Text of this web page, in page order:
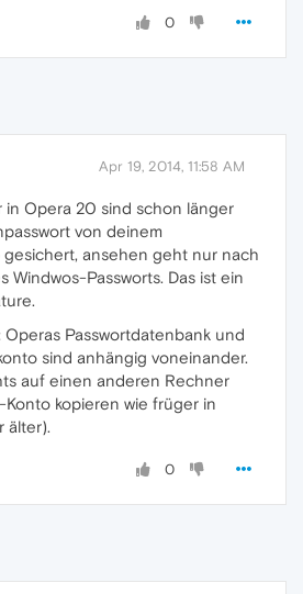
0
Apr 19, 2014, 11:58 AM
in Opera 20 sind schon länger
von deinem
gesichert, ansehen geht nur nach
Windwos-Passworts. Das ist ein
Passwortdatenbank und
sind anhängig voneinander.
auf einen anderen Rechner
Konto kopieren wie früger in
älter).
0